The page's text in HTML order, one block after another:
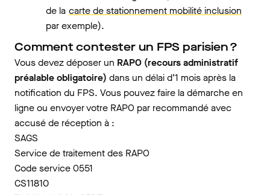
de la carte de stationnement mobilité inclusion
par exemple).
Comment contester un FPS parisien ?
Vous devez déposer un RAPO (recours administratif
préalable obligatoire) dans un délai d’1 mois après la
notification du FPS. Vous pouvez faire la démarche en
ligne ou envoyer votre RAPO par recommandé avec
accusé de réception à :
SAGS
Service de traitement des RAPO
Code service 0551
CS11810